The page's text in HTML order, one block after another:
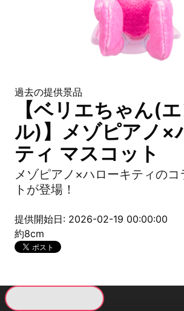
過去の提供景品
【ベリエちゃん(
ル)】メゾピアノ×
ティ マスコット
メゾピアノ×ハローキティのコ
トが登場！
提供開始日: 2026-02-19 00:00:00
約8cm